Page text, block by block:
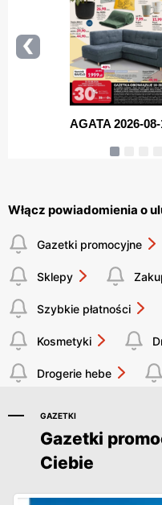
Włącz powiadomienia o
Gazetki promocyjne
Sklepy
Szybkie płatności
Kosmetyki
Drogerie hebe
GAZETKI
Gazetki
Ciebie